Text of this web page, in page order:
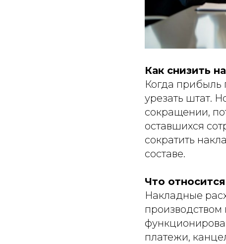
Как снизить
Когда прибыль
урезать штат.
сокращении,
оставшихся
сократить
составе.
Что
Накладные
платежи,